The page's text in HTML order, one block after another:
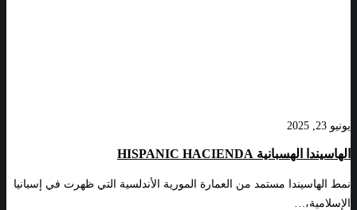
يونيو 23, 2025
الهاسيندا الهسبانية HISPANIC HACIENDA
نمط الهاسيندا مستمد من العمارة المورية الأندلسية التي ظهرت في إسبانيا
الإسلامية،…